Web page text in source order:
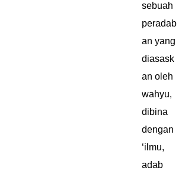
sebuah
peradab
an yang
diasask
an oleh
wahyu,
dibina
dengan
‘ilmu,
adab